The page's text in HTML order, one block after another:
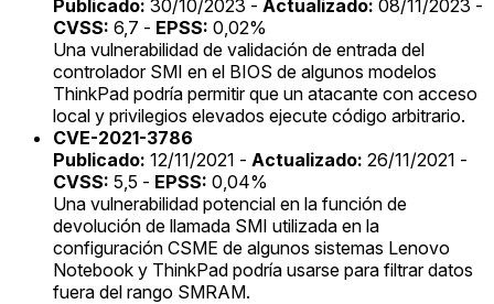
Publicado: 30/10/2023 - Actualizado: 08/11/2023 -
CVSS: 6,7 - EPSS: 0,02%
Una vulnerabilidad de validación de entrada del
controlador SMI en el BIOS de algunos modelos
ThinkPad podría permitir que un atacante con acceso
local y privilegios elevados ejecute código arbitrario.
CVE-2021-3786
Publicado: 12/11/2021 - Actualizado: 26/11/2021 -
CVSS: 5,5 - EPSS: 0,04%
Una vulnerabilidad potencial en la función de
devolución de llamada SMI utilizada en la
configuración CSME de algunos sistemas Lenovo
Notebook y ThinkPad podría usarse para filtrar datos
fuera del rango SMRAM.